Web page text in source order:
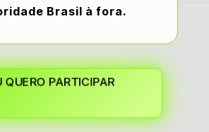
Brasil à fora.
QUERO PARTICIPAR